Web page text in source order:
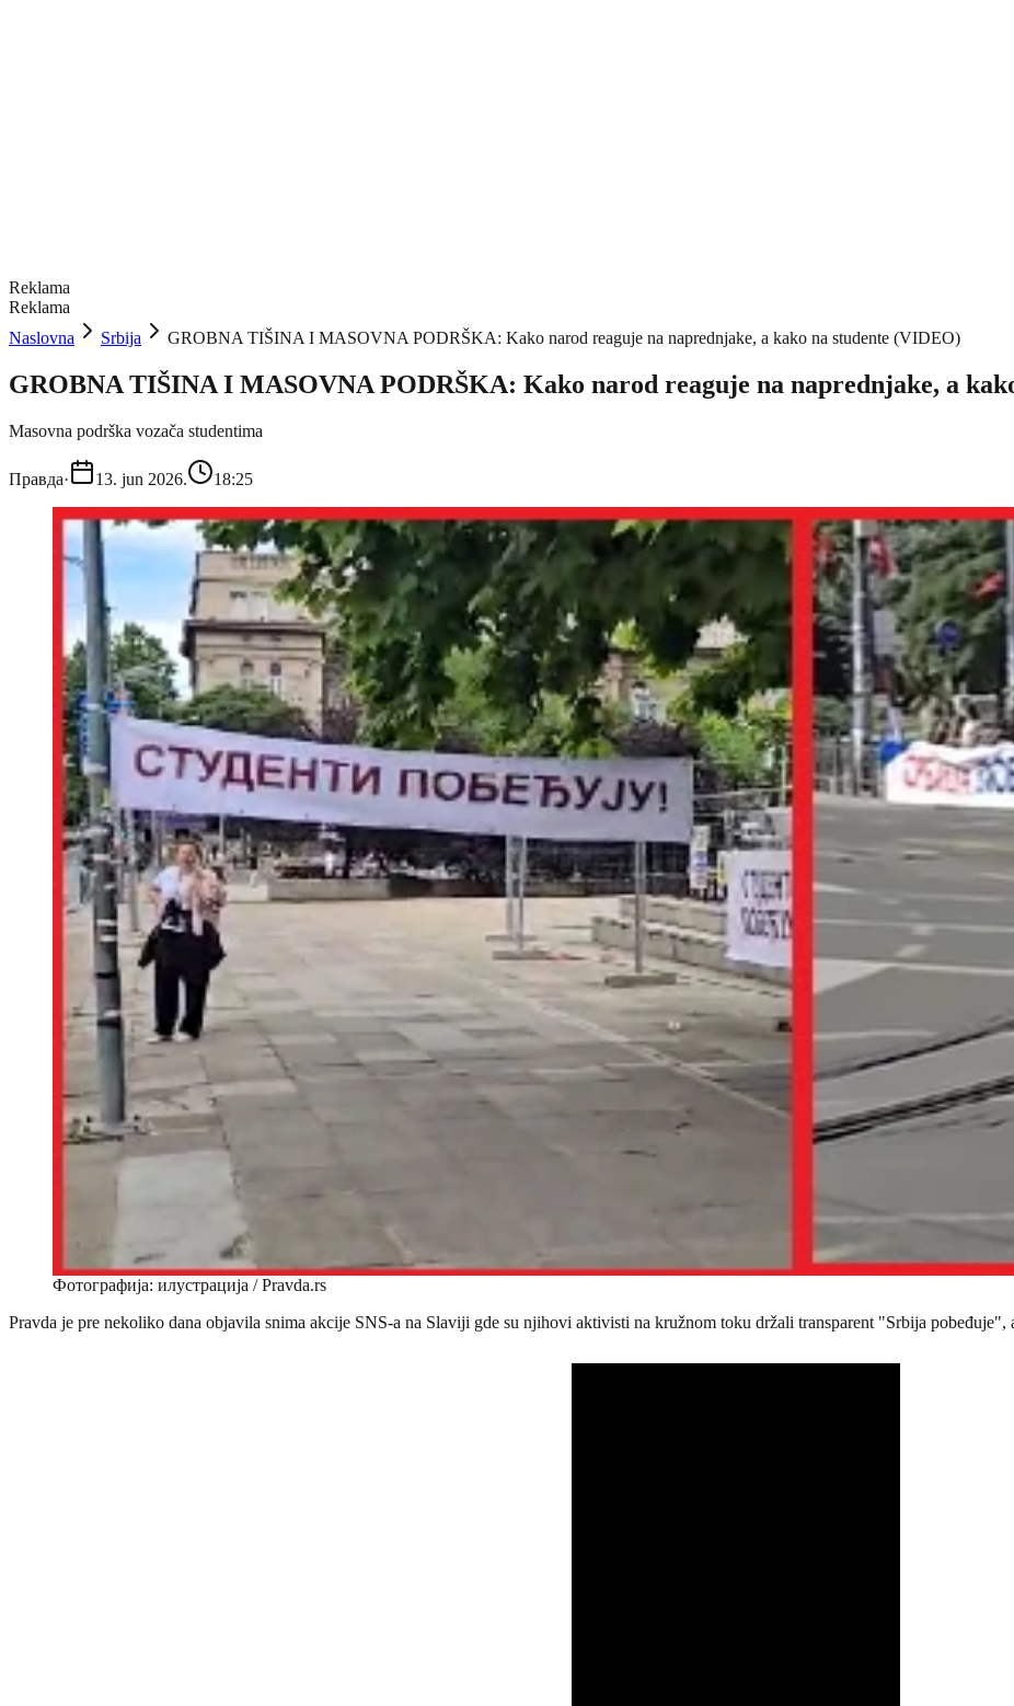
Reklama
Reklama
Naslovna
Srbija GROBNA TIŠINA I MASOVNA PODRŠKA: Kako narod reaguje na naprednjake, a kako na studente (VIDEO)
GROBNA TIŠINA I MASOVNA PODRŠKA: Kako narod reaguje na naprednjake, a
Masovna podrška vozača studentima
Правда· 13. jun 2026. 18:25
Фотографија: илустрација / Pravda.rs
Pravda je pre nekoliko dana objavila snima akcije SNS-a na Slaviji gde su njihovi aktivisti na kružnom toku držali transparent "Srbija